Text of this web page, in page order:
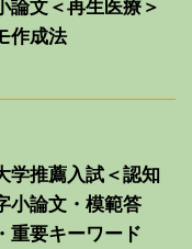
論文＜再生医療＞
作成法
学推薦入試＜認知
小論文・模範答
重要キーワード